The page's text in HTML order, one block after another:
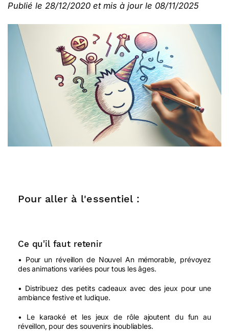
Publié le 28/12/2020 et mis à jour le 08/11/2025
Pour aller à l'essentiel :
Ce qu'il faut retenir
• Pour un réveillon de Nouvel An mémorable, prévoyez
des animations variées pour tous les âges.
• Distribuez des petits cadeaux avec des jeux pour une
ambiance festive et ludique.
• Le karaoké et les jeux de rôle ajoutent du fun au
réveillon, pour des souvenirs inoubliables.